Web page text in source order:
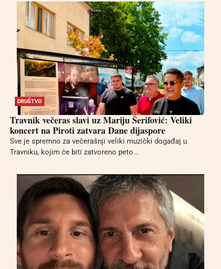
DRUŠTVO
Travnik večeras slavi uz Mariju Šerifović: Veliki
koncert na Piroti zatvara Dane dijaspore
Sve je spremno za večerašnji veliki muzički događaj u
Travniku, kojim će biti zatvoreno peto...